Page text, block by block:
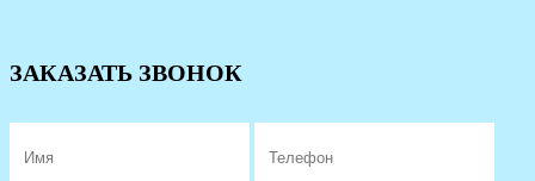
ЗАКАЗАТЬ ЗВОНОК